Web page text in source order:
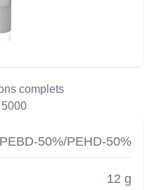
complets
5000
PEBD-50%/PEHD-50%
12 g